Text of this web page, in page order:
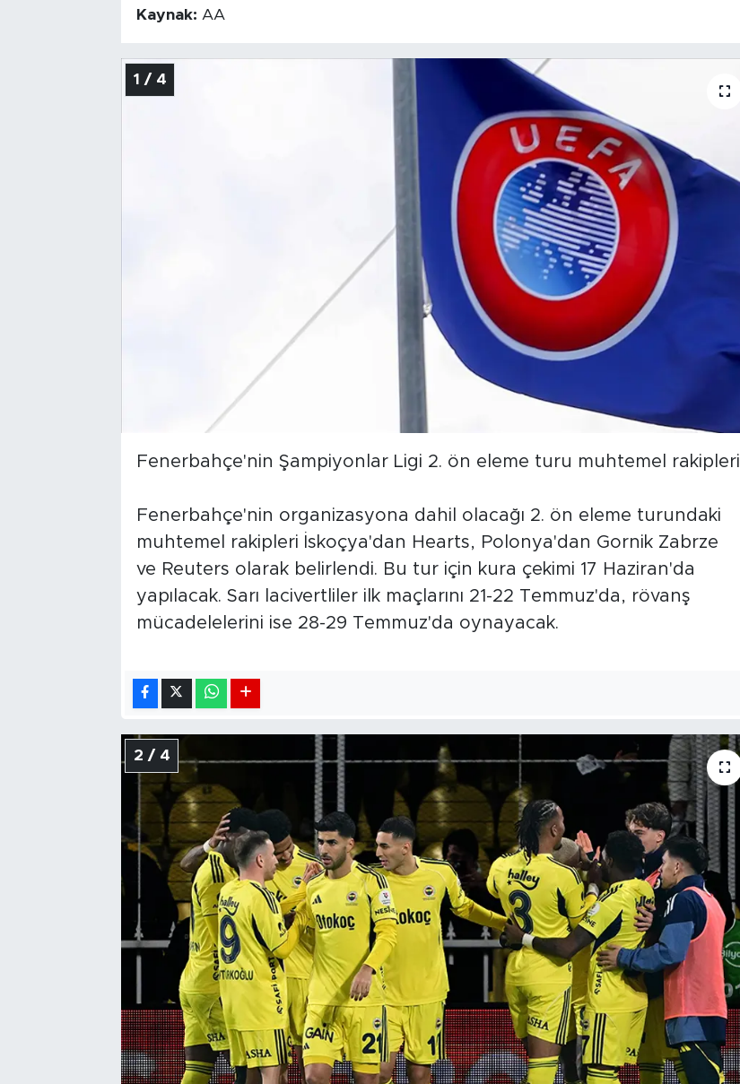
Kaynak: AA
1 / 4
Fenerbahçe'nin Şampiyonlar Ligi 2. ön eleme turu muhtemel rakipleri
Fenerbahçe'nin organizasyona dahil olacağı 2. ön eleme turundaki
muhtemel rakipleri İskoçya'dan Hearts, Polonya'dan Gornik Zabrze
ve Reuters olarak belirlendi. Bu tur için kura çekimi 17 Haziran'da
yapılacak. Sarı lacivertliler ilk maçlarını 21-22 Temmuz'da, rövanş
mücadelelerini ise 28-29 Temmuz'da oynayacak.
2 / 4